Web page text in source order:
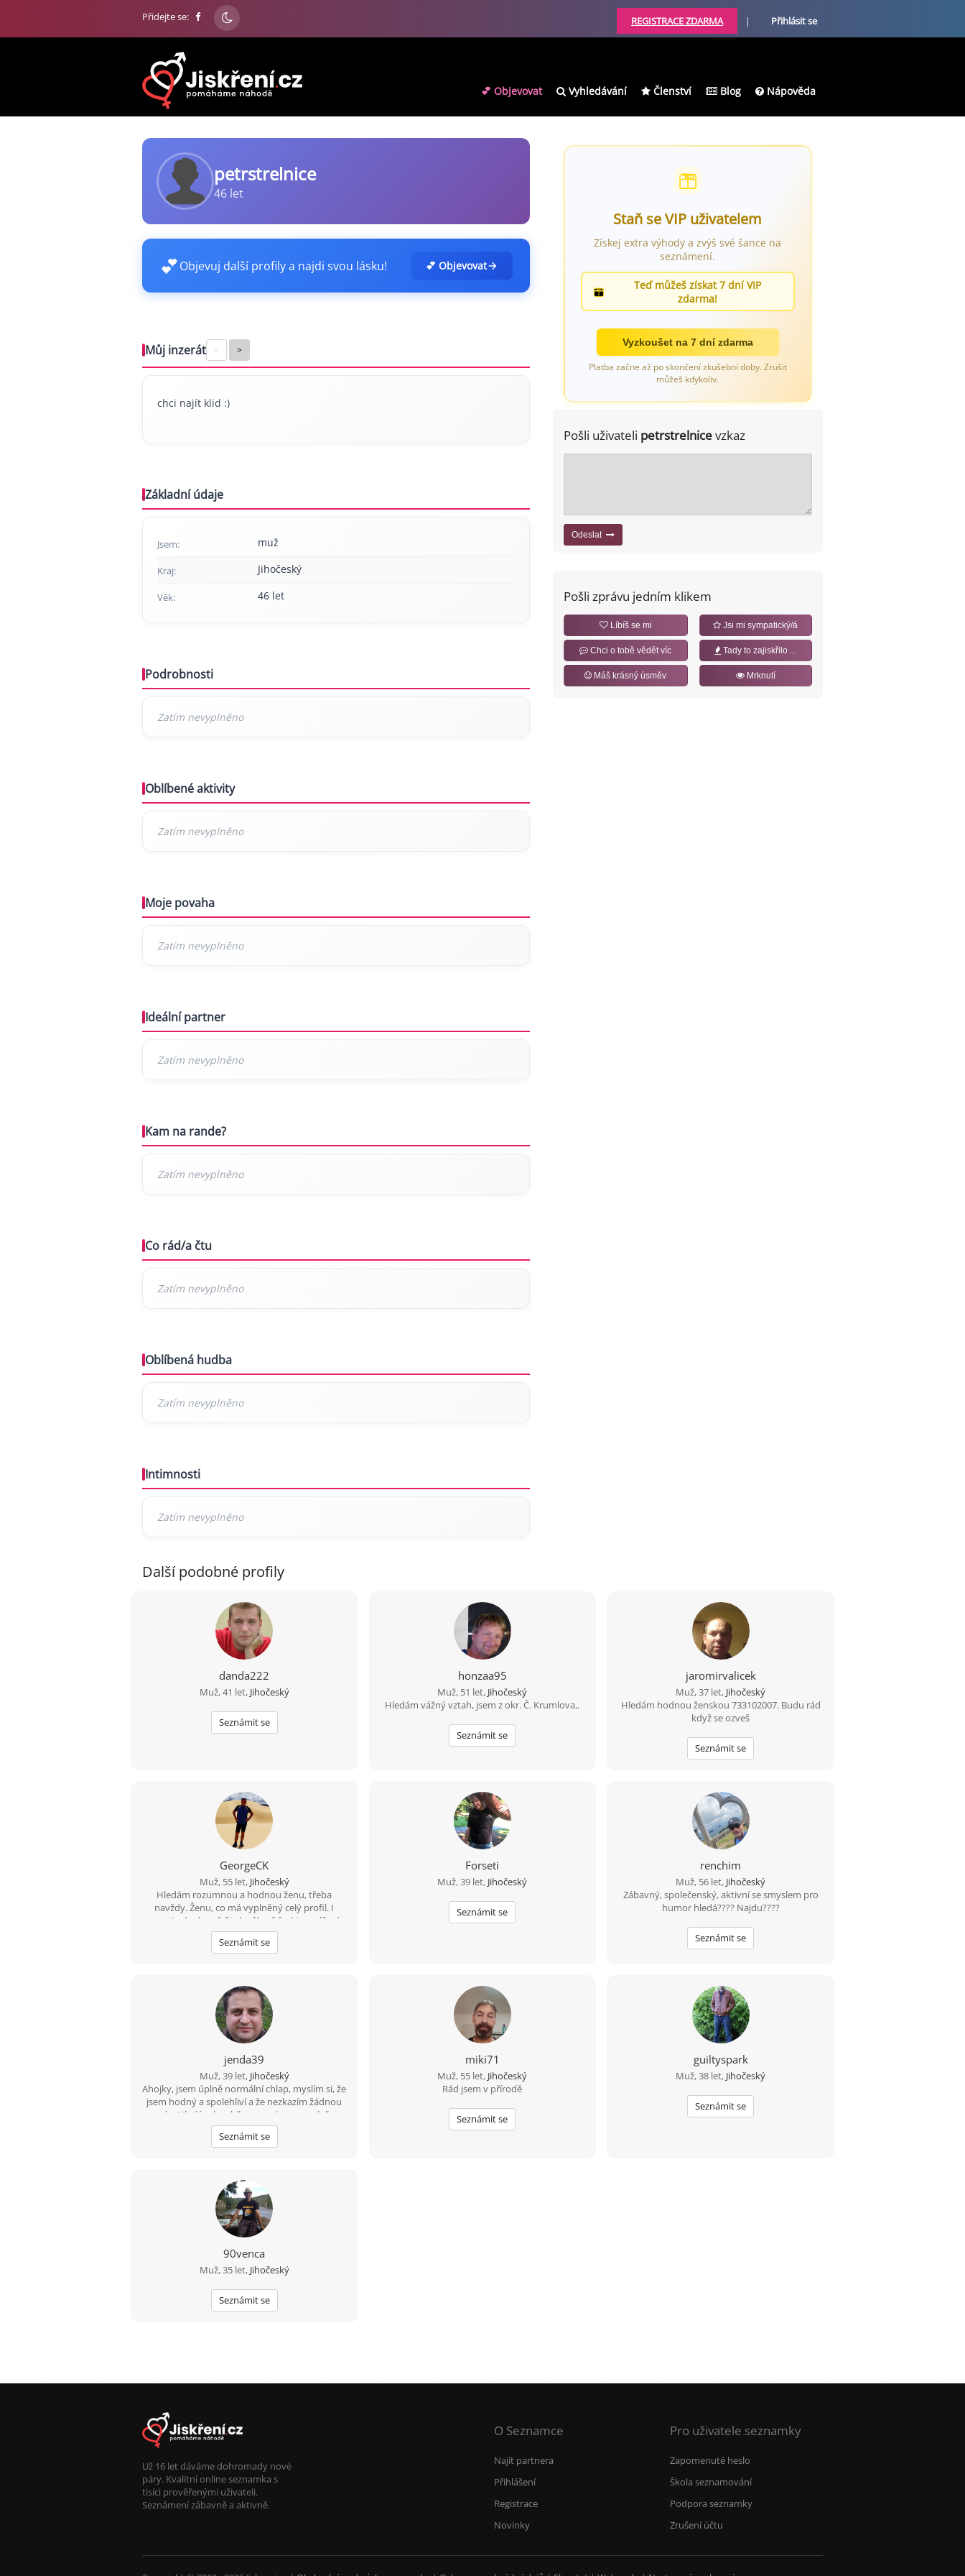
Přidejte se: REGISTRACE ZDARMA | Přihlásit se
💕 Objevovat Vyhledávání Členství Blog Nápověda
petrstrelnice
46 let
💕Objevuj další profily a najdi svou lásku! 💕 Objevovat
Můj inzerát < >
chci najít klid :)
Základní údaje
Jsem: muž
Kraj: Jihočeský
Věk: 46 let
Podrobnosti
Oblíbené aktivity
Moje povaha
Ideální partner
Kam na rande?
Co rád/a čtu
Oblíbená hudba
Intimnosti
Staň se VIP uživatelem
Získej extra výhody a zvýš své šance na
seznámení.
Teď můžeš získat 7 dní VIP
zdarma!
Vyzkoušet na 7 dní zdarma
Platba začne až po skončení zkušební doby. Zrušit
můžeš kdykoliv.
Pošli uživateli petrstrelnicevzkaz
Odeslat
Pošli zprávu jedním klikem
Líbíš se mi Jsi mi sympatický/á
Chci o tobě vědět víc Tady to zajiskřilo ...
Máš krásný úsměv Mrknutí
Další podobné profily
danda222
Muž, 41 let, Jihočeský
Seznámit se
honzaa95
Muž, 51 let, Jihočeský
Hledám vážný vztah, jsem z okr. Č. Krumlova,.
Seznámit se
jaromirvalicek
Muž, 37 let, Jihočeský
Hledám hodnou ženskou 733102007. Budu rád
když se ozveš
Seznámit se
GeorgeCK
Muž, 55 let, Jihočeský
Hledám rozumnou a hodnou ženu, třeba
navždy. Ženu, co má vyplněný celý profil. I
negativní odpověď je lepší než fucking mlčení.
Seznámit se
Forseti
Muž, 39 let, Jihočeský
Seznámit se
renchim
Muž, 56 let, Jihočeský
Zábavný, společenský, aktivní se smyslem pro
humor hledá???? Najdu????
Seznámit se
jenda39
Muž, 39 let, Jihočeský
Ahojky, jsem úplně normální chlap, myslím si, že
jsem hodný a spolehliví a že nezkazím žádnou
srandu. Hledám k sobě partnerku na společnou
a pohodovou cestu životem. Malé dítě není
překážkou????
Seznámit se
miki71
Muž, 55 let, Jihočeský
Rád jsem v přírodě
Seznámit se
guiltyspark
Muž, 38 let, Jihočeský
Seznámit se
90venca
Muž, 35 let, Jihočeský
Seznámit se
Už 16 let dáváme dohromady nové
páry. Kvalitní online seznamka s
tisíci prověřenými uživateli.
Seznámení zábavně a aktivně.
O Seznamce
Najít partnera
Přihlášení
Registrace
Novinky
Pro uživatele seznamky
Zapomenuté heslo
Škola seznamování
Podpora seznamky
Zrušení účtu